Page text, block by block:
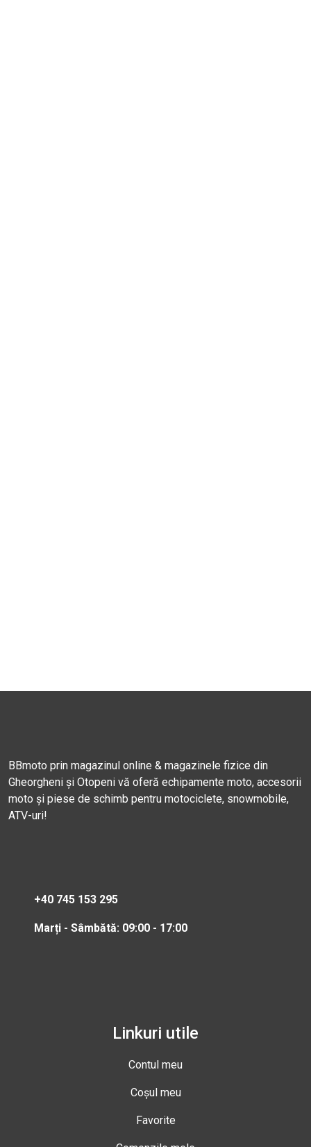
BBmoto prin magazinul online & magazinele fizice din
Gheorgheni și Otopeni vă oferă echipamente moto, accesorii
moto și piese de schimb pentru motociclete, snowmobile,
ATV-uri!
+40 745 153 295
Marți - Sâmbătă: 09:00 - 17:00
Linkuri utile
Contul meu
Coșul meu
Favorite